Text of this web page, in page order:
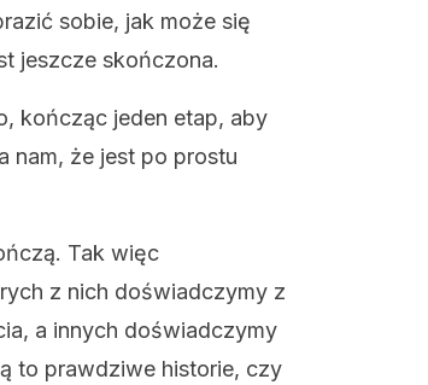
sobie, jak może się
jeszcze skończona.
kończąc jeden etap, aby
nam, że jest po prostu
Tak więc
z nich doświadczymy z
a innych doświadczymy
to prawdziwe historie, czy